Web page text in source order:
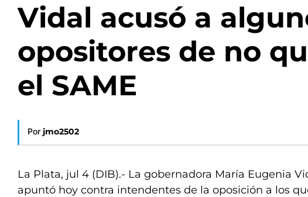
Vidal acusó a
opositores de no
el SAME
Por jmo2502
La Plata, jul 4 (DIB).- La gobernadora María Eugenia
apuntó hoy contra intendentes de la oposición a los